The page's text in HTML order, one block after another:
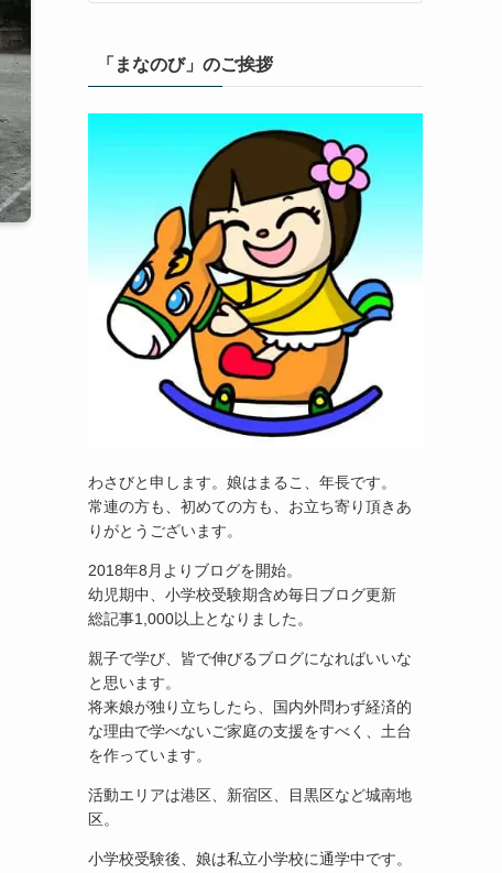
「まなのび」のご挨拶
わさびと申します。娘はまるこ、年長です。
常連の方も、初めての方も、お立ち寄り頂きあ
りがとうございます。
2018年8月よりブログを開始。
幼児期中、小学校受験期含め毎日ブログ更新
総記事1,000以上となりました。
親子で学び、皆で伸びるブログになればいいな
と思います。
将来娘が独り立ちしたら、国内外問わず経済的
な理由で学べないご家庭の支援をすべく、土台
を作っています。
活動エリアは港区、新宿区、目黒区など城南地
区。
小学校受験後、娘は私立小学校に通学中です。